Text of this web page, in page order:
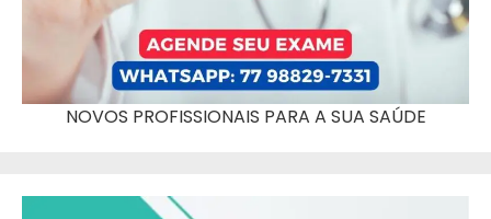
NOVOS PROFISSIONAIS PARA A SUA SAÚDE